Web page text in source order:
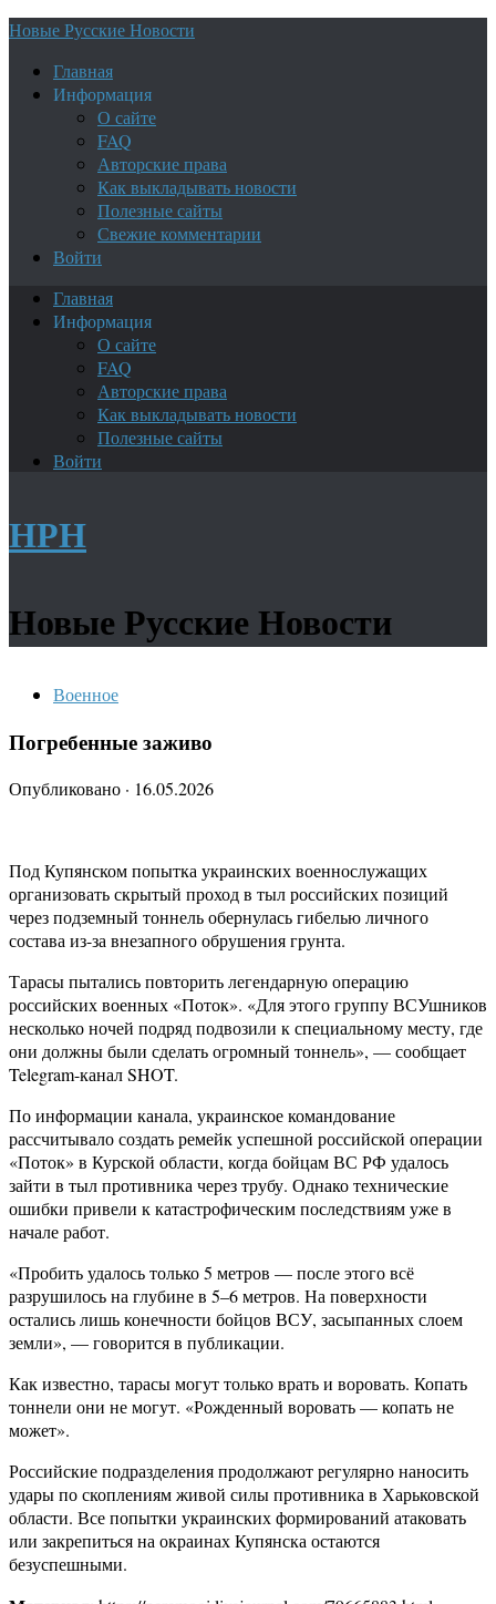
Новые Русские Новости
Главная
Информация
О сайте
FAQ
Авторские права
Как выкладывать новости
Полезные сайты
Свежие комментарии
Войти
Главная
Информация
О сайте
FAQ
Авторские права
Как выкладывать новости
Полезные сайты
Войти
НРН
Новые Русские Новости
Военное
Погребенные заживо
Опубликовано · 16.05.2026
Под Купянском попытка украинских военнослужащих
организовать скрытый проход в тыл российских позиций
через подземный тоннель обернулась гибелью личного
состава из-за внезапного обрушения грунта.
Тарасы пытались повторить легендарную операцию
российских военных «Поток». «Для этого группу ВСУшников
несколько ночей подряд подвозили к специальному месту, где
они должны были сделать огромный тоннель», — сообщает
Telegram-канал SHOT.
По информации канала, украинское командование
рассчитывало создать ремейк успешной российской операции
«Поток» в Курской области, когда бойцам ВС РФ удалось
зайти в тыл противника через трубу. Однако технические
ошибки привели к катастрофическим последствиям уже в
начале работ.
«Пробить удалось только 5 метров — после этого всё
разрушилось на глубине в 5–6 метров. На поверхности
остались лишь конечности бойцов ВСУ, засыпанных слоем
земли», — говорится в публикации.
Как известно, тарасы могут только врать и воровать. Копать
тоннели они не могут. «Рожденный воровать — копать не
может».
Российские подразделения продолжают регулярно наносить
удары по скоплениям живой силы противника в Харьковской
области. Все попытки украинских формирований атаковать
или закрепиться на окраинах Купянска остаются
безуспешными.